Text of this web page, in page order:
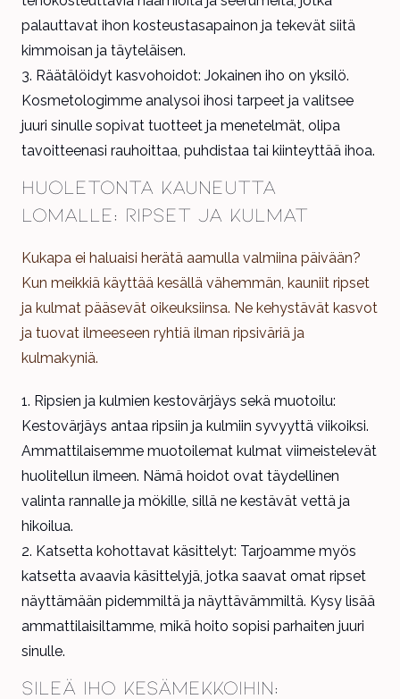
palauttavat ihon kosteustasapainon ja tekevät siitä
kimmoisan ja täyteläisen.
Räätälöidyt kasvohoidot: Jokainen iho on yksilö.
Kosmetologimme analysoi ihosi tarpeet ja valitsee
juuri sinulle sopivat tuotteet ja menetelmät, olipa
tavoitteenasi rauhoittaa, puhdistaa tai kiinteyttää ihoa.
Huoletonta kauneutta
lomalle: Ripset ja kulmat
Kukapa ei haluaisi herätä aamulla valmiina päivään?
Kun meikkiä käyttää kesällä vähemmän, kauniit ripset
ja kulmat pääsevät oikeuksiinsa. Ne kehystävät kasvot
ja tuovat ilmeeseen ryhtiä ilman ripsiväriä ja
kulmakyniä.
Ripsien ja kulmien kestovärjäys sekä muotoilu:
Kestovärjäys antaa ripsiin ja kulmiin syvyyttä viikoiksi.
Ammattilaisemme muotoilemat kulmat viimeistelevät
huolitellun ilmeen. Nämä hoidot ovat täydellinen
valinta rannalle ja mökille, sillä ne kestävät vettä ja
hikoilua.
Katsetta kohottavat käsittelyt: Tarjoamme myös
katsetta avaavia käsittelyjä, jotka saavat omat ripset
näyttämään pidemmiltä ja näyttävämmiltä. Kysy lisää
ammattilaisiltamme, mikä hoito sopisi parhaiten juuri
sinulle.
Sileä iho kesämekkoihin: